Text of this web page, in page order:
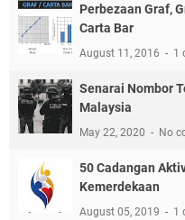
Perbezaan Graf,
Carta Bar
August 11, 2016 1
Senarai Nombor
Malaysia
May 22, 2020 No
50 Cadangan
Kemerdekaan
August 05, 2019 1